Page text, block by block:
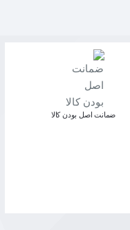
ﺿﻤﺎﻧﺖ اﺻﻞ ﺑﻮدن ﮐﺎﻟﺎ